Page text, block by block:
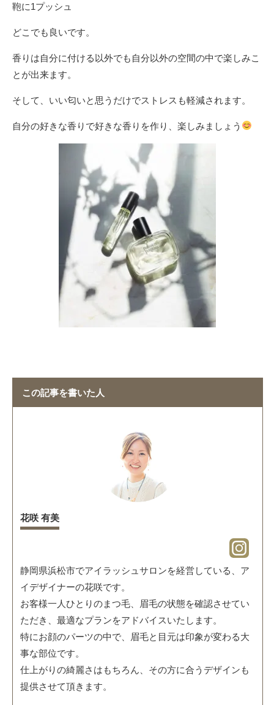
鞄に1プッシュ
どこでも良いです。
香りは自分に付ける以外でも自分以外の空間の中で楽しみこ
とが出来ます。
そして、いい匂いと思うだけでストレスも軽減されます。
自分の好きな香りで好きな香りを作り、楽しみましょう
この記事を書いた人
花咲 有美
静岡県浜松市でアイラッシュサロンを経営している、ア
イデザイナーの花咲です。
お客様一人ひとりのまつ毛、眉毛の状態を確認させてい
ただき、最適なプランをアドバイスいたします。
特にお顔のパーツの中で、眉毛と目元は印象が変わる大
事な部位です。
仕上がりの綺麗さはもちろん、その方に合うデザインも
提供させて頂きます。